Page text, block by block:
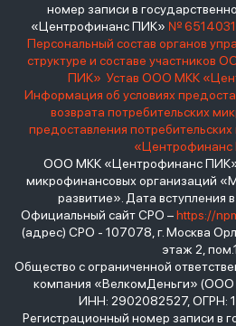
номер записи в
«Центрофинанс ПИК» №
Персональный состав органов
структуре и составе
ПИК» Устав ООО МКК
Информация об условиях
возврата потребительских
предоставления
ООО МКК «Центрофинанс
микрофинансовых организаций
развитие». Дата вступления
Официальный сайт СРО –https://
(адрес) СРО - 107078, г. Москва
этаж 2,
Общество с ограниченной
компания «ВелкомДеньги»
ИНН: 2902082527, ОГРН:
Регистрационный номер записи в